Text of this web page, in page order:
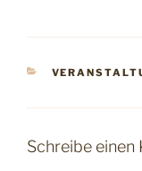
Schreibe einen